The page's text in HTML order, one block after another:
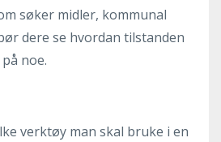
søker midler, kommunal
dere se hvordan tilstanden
noe.
verktøy man skal bruke i en